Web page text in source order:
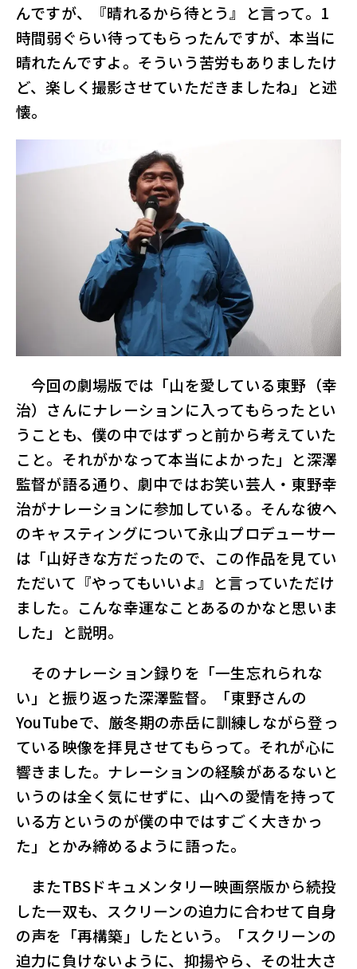
んですが、『晴れるから待とう』と言って。1
時間弱ぐらい待ってもらったんですが、本当に
晴れたんですよ。そういう苦労もありましたけ
ど、楽しく撮影させていただきましたね」と述
懐。
今回の劇場版では「山を愛している東野（幸
治）さんにナレーションに入ってもらったとい
うことも、僕の中ではずっと前から考えていた
こと。それがかなって本当によかった」と深澤
監督が語る通り、劇中ではお笑い芸人・東野幸
治がナレーションに参加している。そんな彼へ
のキャスティングについて永山プロデューサー
は「山好きな方だったので、この作品を見てい
ただいて『やってもいいよ』と言っていただけ
ました。こんな幸運なことあるのかなと思いま
した」と説明。
そのナレーション録りを「一生忘れられな
い」と振り返った深澤監督。「東野さんの
YouTubeで、厳冬期の赤岳に訓練しながら登っ
ている映像を拝見させてもらって。それが心に
響きました。ナレーションの経験があるないと
いうのは全く気にせずに、山への愛情を持って
いる方というのが僕の中ではすごく大きかっ
た」とかみ締めるように語った。
またTBSドキュメンタリー映画祭版から続投
した一双も、スクリーンの迫力に合わせて自身
の声を「再構築」したという。「スクリーンの
迫力に負けないように、抑揚やら、その壮大さ